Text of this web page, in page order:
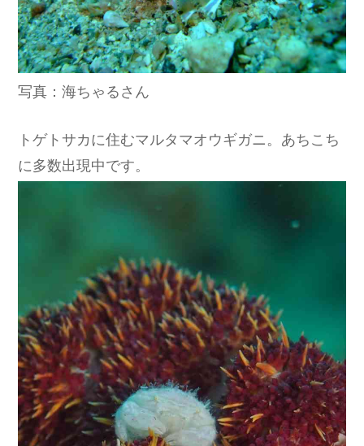
写真：海ちゃるさん
トゲトサカに住むマルタマオウギガニ。あちこち
に多数出現中です。